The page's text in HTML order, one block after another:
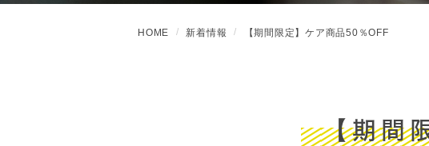
HOME 新着情報 【期間限定】ケア商品50％OFF
【期間